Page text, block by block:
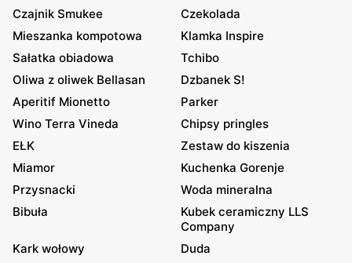
Czajnik Smukee
Czekolada
Mieszanka kompotowa
Klamka Inspire
Sałatka obiadowa
Tchibo
Oliwa z oliwek Bellasan
Dzbanek S!
Aperitif Mionetto
Parker
Wino Terra Vineda
Chipsy pringles
EŁK
Zestaw do kiszenia
Miamor
Kuchenka Gorenje
Przysnacki
Woda mineralna
Bibuła
Kubek ceramiczny LLS
Company
Kark wołowy
Duda